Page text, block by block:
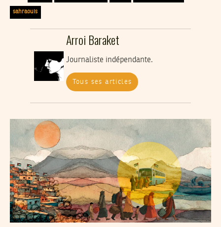
sahraouis
Arroi Baraket
Journaliste indépendante.
Tous ses articles